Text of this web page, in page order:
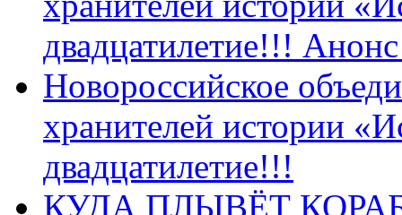
двадцатилетие!!!
Новороссийское
хранителей истории
двадцатилетие!!!
КУДА ПЛЫВЁТ